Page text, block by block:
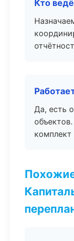
Кто
Да, есть
комплект